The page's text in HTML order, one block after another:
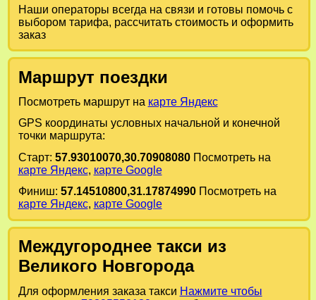
Наши операторы всегда на связи и готовы помочь с
выбором тарифа, рассчитать стоимость и оформить
заказ
Маршрут поездки
Посмотреть маршрут на карте Яндекс
GPS координаты условных начальной и конечной
точки маршрута:
Старт: 57.93010070,30.70908080Посмотреть на
карте Яндекс, карте Google
Финиш: 57.14510800,31.17874990Посмотреть на
карте Яндекс, карте Google
Междугороднее такси из
Великого Новгорода
Для оформления заказа такси Нажмите чтобы